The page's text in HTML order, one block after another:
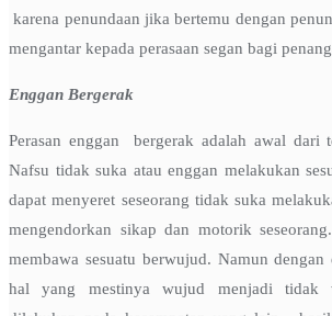
karena penundaan jika bertemu dengan
mengantar kepada perasaan segan bagi
Enggan Bergerak
Perasan enggan bergerak adalah awal dari
Nafsu tidak suka atau enggan melakukan
dapat menyeret seseorang tidak suka
mengendorkan sikap dan motorik
membawa sesuatu berwujud. Namun
hal yang mestinya wujud menjadi tidak